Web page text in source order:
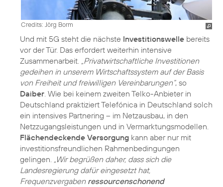
Credits: Jörg Borm
Und mit 5G steht die nächste Investitionswelle bereits
vor der Tür. Das erfordert weiterhin intensive
Zusammenarbeit.
„Privatwirtschaftliche Investitionen
gedeihen in unserem Wirtschaftssystem auf der Basis
von Freiheit und freiwilligen Vereinbarungen“, so
Daiber . Wie bei keinem zweiten Telko-Anbieter in
Deutschland praktiziert Telefónica in Deutschland solch
ein intensives Partnering – im Netzausbau, in den
Netzzugangsleistungen und in Vermarktungsmodellen.
Flächendeckende Versorgung kann aber nur mit
investitionsfreundlichen Rahmenbedingungen
gelingen.
„Wir begrüßen daher, dass sich die
Landesregierung dafür eingesetzt hat,
Frequenzvergaben ressourcenschonend